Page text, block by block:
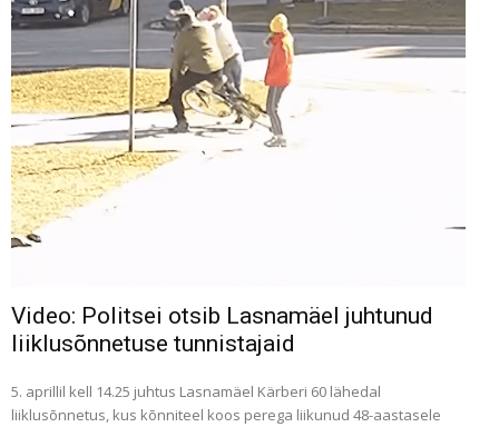
Video: Politsei otsib Lasnamäel juhtunud
liiklusõnnetuse tunnistajaid
5. aprillil kell 14.25 juhtus Lasnamäel Kärberi 60 lähedal
liiklusõnnetus, kus kõnniteel koos perega liikunud 48-aastasele